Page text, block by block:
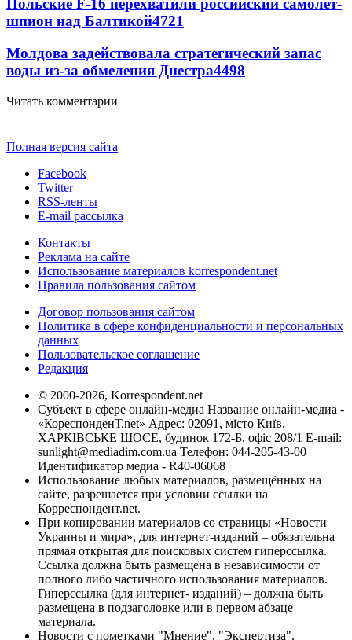
Польские F-16 перехватили российский самолет-
шпион над Балтикой4721
Молдова задействовала стратегический запас
воды из-за обмеления Днестра4498
Читать комментарии
Полная версия сайта
Facebook
Twitter
RSS-ленты
E-mail рассылка
Контакты
Реклама на сайте
Использование материалов korrespondent.net
Правила пользования сайтом
Договор пользования сайтом
Политика в сфере конфиденциальности и персональных
данных
Пользовательское соглашение
Редакция
© 2000-2026, Korrespondent.net
Субъект в сфере онлайн-медиа Название онлайн-медиа -
«КореспонденТ.net» Адрес: 02091, місто Київ,
ХАРКІВСЬКЕ ШОСЕ, будинок 172-Б, офіс 208/1 E-mail:
sunlight@mediadim.com.ua Телефон: 044-205-43-00
Идентификатор медиа - R40-06068
Использование любых материалов, размещённых на
сайте, разрешается при условии ссылки на
Корреспондент.net.
При копировании материалов со страницы «Новости
Украины и мира», для интернет-изданий – обязательна
прямая открытая для поисковых систем гиперссылка.
Ссылка должна быть размещена в независимости от
полного либо частичного использования материалов.
Гиперссылка (для интернет- изданий) – должна быть
размещена в подзаголовке или в первом абзаце
материала.
Новости с пометками "Мнение", "Экспертиза",